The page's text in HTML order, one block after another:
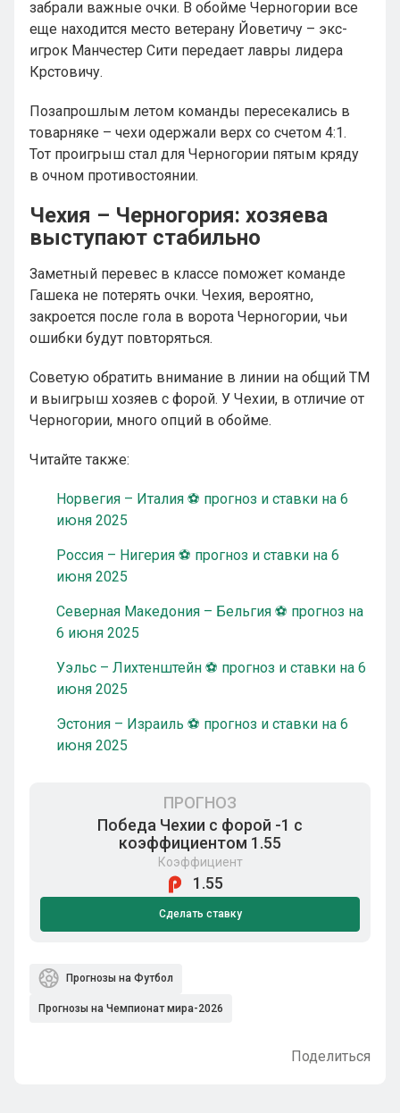
забрали важные очки. В обойме Черногории все
еще находится место ветерану Йоветичу – экс-
игрок Манчестер Сити передает лавры лидера
Крстовичу.
Позапрошлым летом команды пересекались в
товарняке – чехи одержали верх со счетом 4:1.
Тот проигрыш стал для Черногории пятым кряду
в очном противостоянии.
Чехия – Черногория: хозяева
выступают стабильно
Заметный перевес в классе поможет команде
Гашека не потерять очки. Чехия, вероятно,
закроется после гола в ворота Черногории, чьи
ошибки будут повторяться.
Советую обратить внимание в линии на общий ТМ
и выигрыш хозяев с форой. У Чехии, в отличие от
Черногории, много опций в обойме.
Читайте также:
Норвегия – Италия ⚽ прогноз и ставки на 6
июня 2025
Россия – Нигерия ⚽ прогноз и ставки на 6
июня 2025
Северная Македония – Бельгия ⚽ прогноз на
6 июня 2025
Уэльс – Лихтенштейн ⚽ прогноз и ставки на 6
июня 2025
Эстония – Израиль ⚽ прогноз и ставки на 6
июня 2025
ПРОГНОЗ
Победа Чехии с форой -1 с
коэффициентом 1.55
Коэффициент
1.55
Сделать ставку
Прогнозы на Футбол
Прогнозы на Чемпионат мира-2026
Поделиться